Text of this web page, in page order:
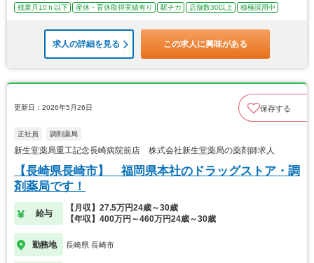
残業月10ｈ以下
産休・育休取得実績有り 駅チカ 店舗数30以上 積極採用中
求人の詳細を見る この求人に興味がある
更新日：2026年5月26日 保存する
正社員 調剤薬局
新生堂薬局重工記念長崎病院前店 株式会社新生堂薬局の薬剤師求人
【長崎県長崎市】 福岡県本社のドラッグストア・調
剤薬局です！
給与
【月収】27.5万円24歳～30歳
【年収】400万円～460万円24歳～30歳
勤務地 長崎県 長崎市